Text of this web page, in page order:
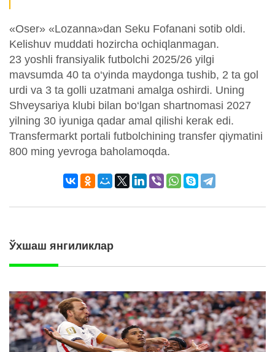
«Oser» «Lozanna»dan Seku Fofanani sotib oldi.
Kelishuv muddati hozircha ochiqlanmagan.
23 yoshli fransiyalik futbolchi 2025/26 yilgi
mavsumda 40 ta o‘yinda maydonga tushib, 2 ta gol
urdi va 3 ta golli uzatmani amalga oshirdi. Uning
Shveysariya klubi bilan bo‘lgan shartnomasi 2027
yilning 30 iyuniga qadar amal qilishi kerak edi.
Transfermarkt portali futbolchining transfer qiymatini
800 ming yevroga baholamoqda.
Ўхшаш янгиликлар